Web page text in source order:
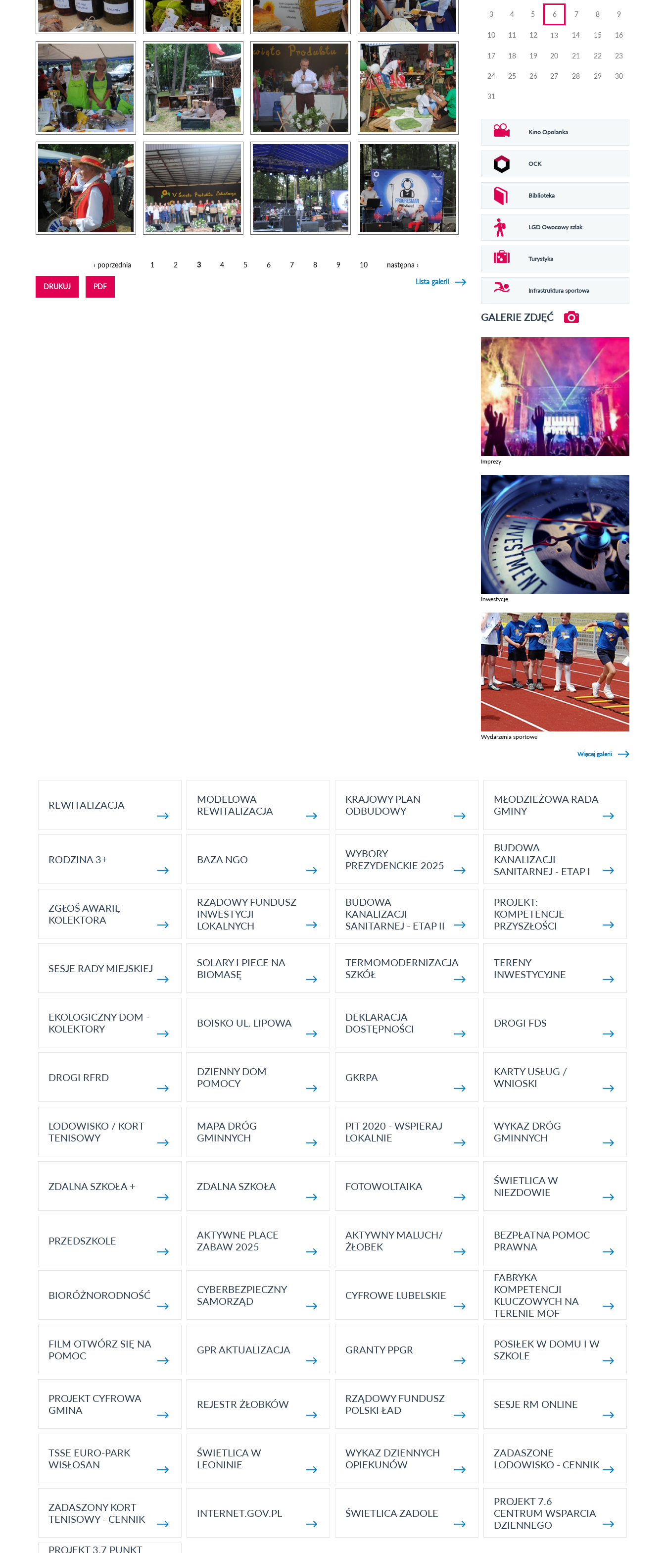
Strony
‹ poprzednia 1 2 3 4 5 6 7 8 9 10 następna ›
DRUKUJ PDF
Lista galerii
3 4 5 6 7 8 9
10 11 12 13 14 15 16
17 18 19 20 21 22 23
24 25 26 27 28 29 30
31
Kino Opolanka
OCK
Biblioteka
LGD Owocowy szlak
Turystyka
Infrastruktura sportowa
GALERIE ZDJĘĆ
Imprezy
Inwestycje
Wydarzenia sportowe
Więcej galerii
REWITALIZACJA
MODELOWA
REWITALIZACJA
KRAJOWY PLAN
ODBUDOWY
MŁODZIEŻOWA RADA
GMINY
RODZINA 3+ BAZA NGO
WYBORY
PREZYDENCKIE 2025
BUDOWA
KANALIZACJI
SANITARNEJ - ETAP I
ZGŁOŚ AWARIĘ
KOLEKTORA
RZĄDOWY FUNDUSZ
INWESTYCJI
LOKALNYCH
BUDOWA
KANALIZACJI
SANITARNEJ - ETAP II
PROJEKT:
KOMPETENCJE
PRZYSZŁOŚCI
SESJE RADY MIEJSKIEJ
SOLARY I PIECE NA
BIOMASĘ
TERMOMODERNIZACJA
SZKÓŁ
TERENY
INWESTYCYJNE
EKOLOGICZNY DOM -
KOLEKTORY
BOISKO UL. LIPOWA
DEKLARACJA
DOSTĘPNOŚCI
DROGI FDS
DROGI RFRD
DZIENNY DOM
POMOCY
GKRPA
KARTY USŁUG /
WNIOSKI
LODOWISKO / KORT
TENISOWY
MAPA DRÓG
GMINNYCH
PIT 2020 - WSPIERAJ
LOKALNIE
WYKAZ DRÓG
GMINNYCH
ZDALNA SZKOŁA + ZDALNA SZKOŁA FOTOWOLTAIKA
ŚWIETLICA W
NIEZDOWIE
PRZEDSZKOLE
AKTYWNE PLACE
ZABAW 2025
AKTYWNY MALUCH/
ŻŁOBEK
BEZPŁATNA POMOC
PRAWNA
BIORÓŻNORODNOŚĆ
CYBERBEZPIECZNY
SAMORZĄD
CYFROWE LUBELSKIE
FABRYKA
KOMPETENCJI
KLUCZOWYCH NA
TERENIE MOF
FILM OTWÓRZ SIĘ NA
POMOC
GPR AKTUALIZACJA GRANTY PPGR
POSIŁEK W DOMU I W
SZKOLE
PROJEKT CYFROWA
GMINA
REJESTR ŻŁOBKÓW
RZĄDOWY FUNDUSZ
POLSKI ŁAD
SESJE RM ONLINE
TSSE EURO-PARK
WISŁOSAN
ŚWIETLICA W
LEONINIE
WYKAZ DZIENNYCH
OPIEKUNÓW
ZADASZONE
LODOWISKO - CENNIK
ZADASZONY KORT
TENISOWY - CENNIK
INTERNET.GOV.PL ŚWIETLICA ZADOLE
PROJEKT 7.6
CENTRUM WSPARCIA
DZIENNEGO
PROJEKT 3.7 PUNKT